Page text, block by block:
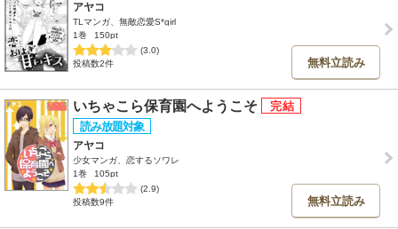
アヤコ
TLマンガ、無敵恋愛S*girl
1巻
150pt
(3.0)
投稿数2件
無料立読み
いちゃこら保育園へようこそ
アヤコ
少女マンガ、恋するソワレ
1巻
105pt
(2.9)
投稿数9件
無料立読み